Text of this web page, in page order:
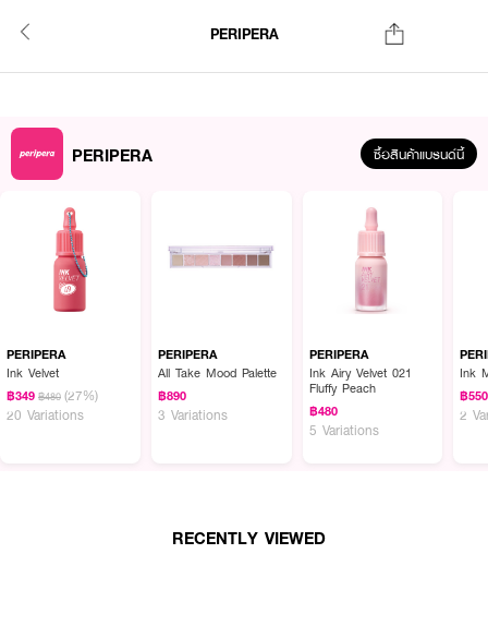
PERIPERA
PERIPERA ซื้อสินค้าแบรนด์นี้
PERIPERA
Ink Velvet
฿349 ฿480 (27%)
20 Variations
PERIPERA
All Take Mood Palette
฿890
3 Variations
PERIPERA
Ink Airy Velvet 021
Fluffy Peach
฿480
5 Variations
Ink
฿550
2
RECENTLY VIEWED